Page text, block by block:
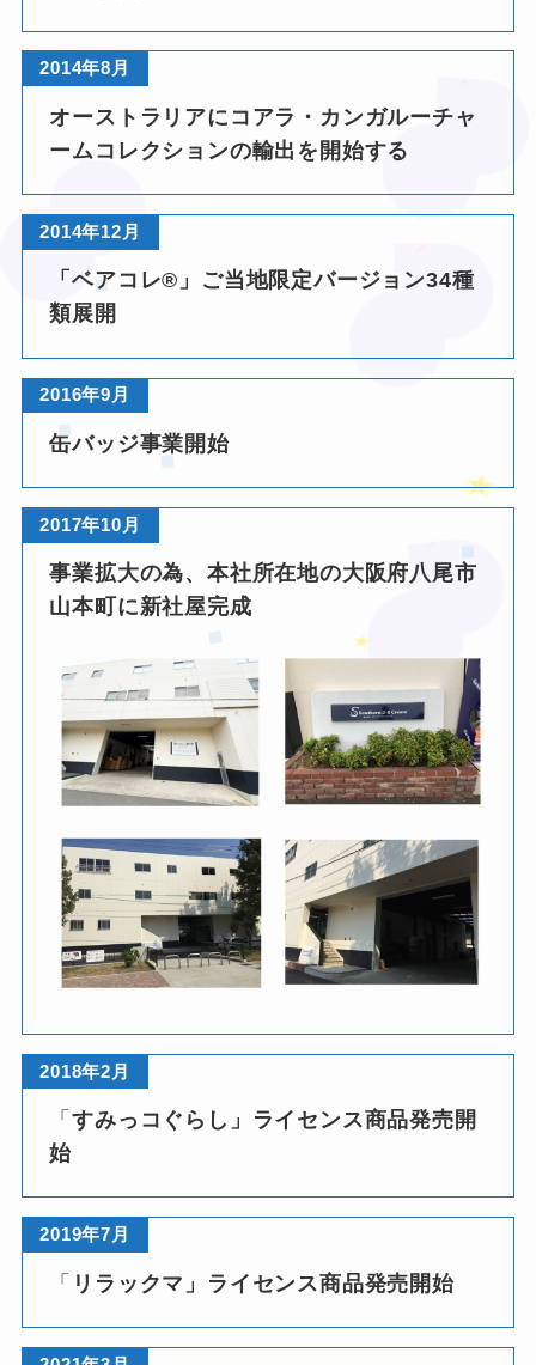
2014年8月
オーストラリアにコアラ・カンガルーチャ
ームコレクションの輸出を開始する
2014年12月
「ベアコレ®」ご当地限定バージョン34種
類展開
2016年9月
缶バッジ事業開始
2017年10月
事業拡大の為、本社所在地の大阪府八尾市
山本町 に新社屋完成
2018年2月
「すみっコぐらし」ライセンス商品発売開
始
2019年7月
「 リラックマ」ライセンス商品発売開始